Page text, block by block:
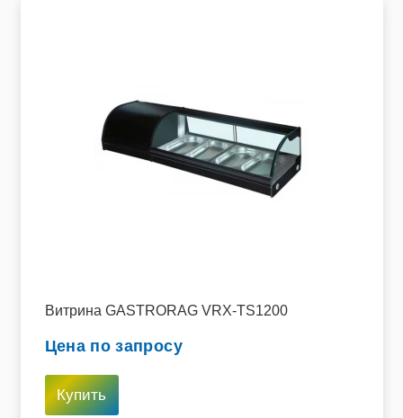
Витрина GASTRORAG VRX-TS1200
Цена по запросу
Купить